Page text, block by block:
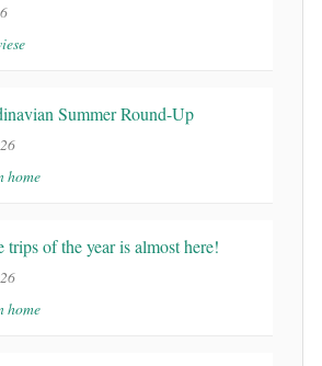
Summer Round-Up
home
of the year is almost here!
home